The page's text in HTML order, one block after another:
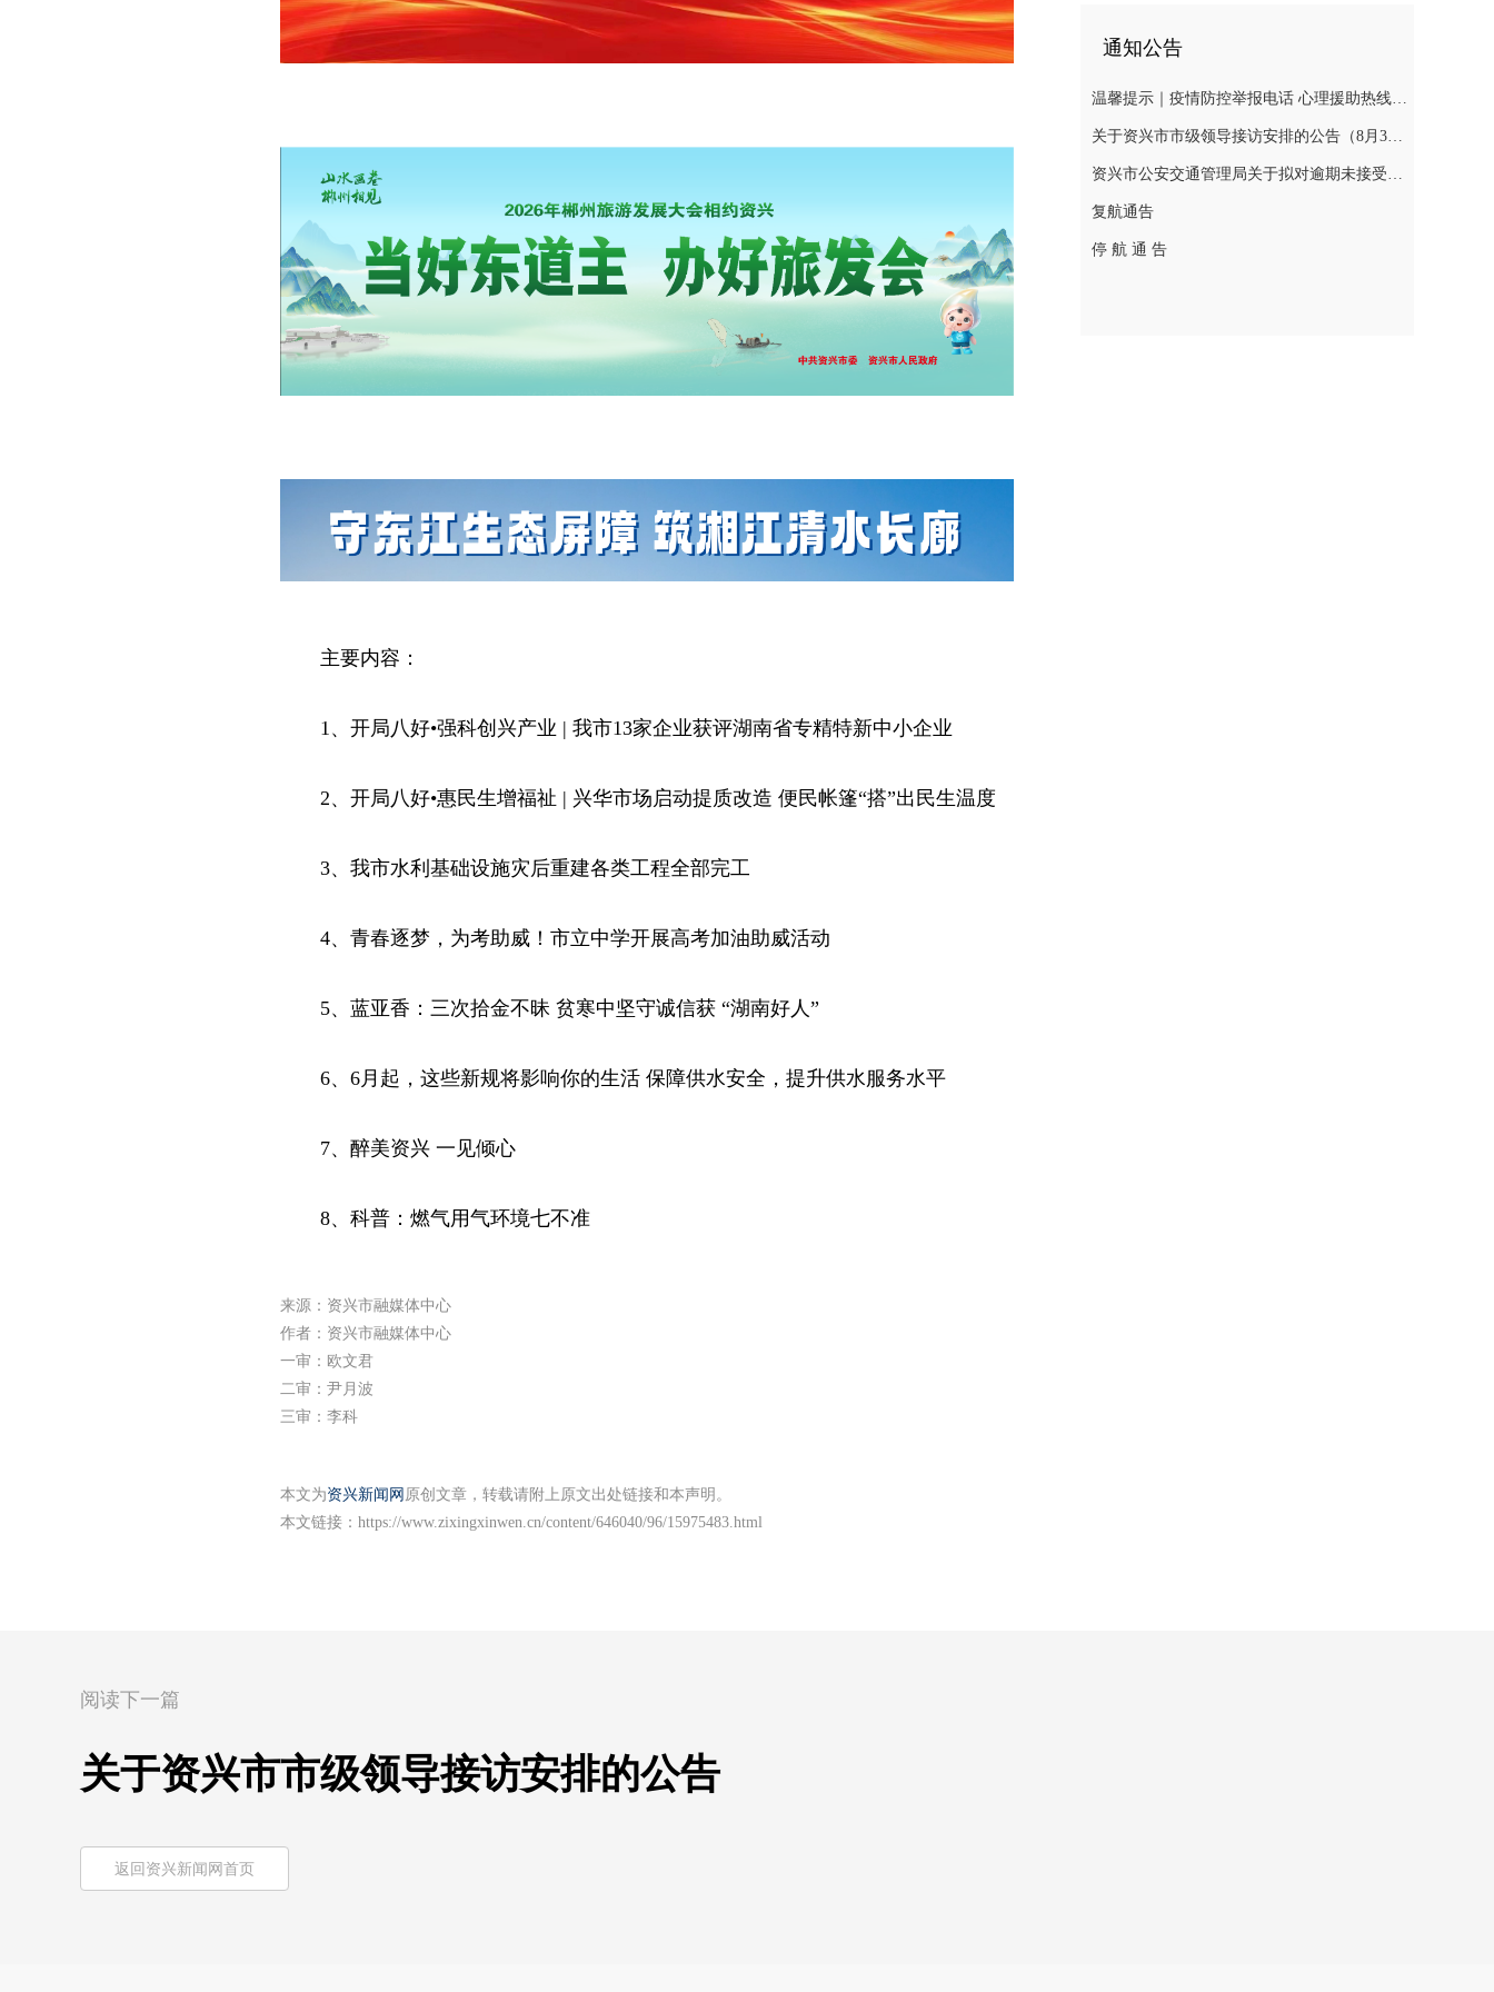
主要内容：
1、开局八好•强科创兴产业 | 我市13家企业获评湖南省专精特新中小企业
2、开局八好•惠民生增福祉 | 兴华市场启动提质改造 便民帐篷“搭”出民生温度
3、我市水利基础设施灾后重建各类工程全部完工
4、青春逐梦，为考助威！市立中学开展高考加油助威活动
5、蓝亚香：三次拾金不昧 贫寒中坚守诚信获 “湖南好人”
6、6月起，这些新规将影响你的生活 保障供水安全，提升供水服务水平
7、醉美资兴 一见倾心
8、科普：燃气用气环境七不准
来源：资兴市融媒体中心
作者：资兴市融媒体中心
一审：欧文君
二审：尹月波
三审：李科
本文为资兴新闻网 原创文章，转载请附上原文出处链接和本声明。
本文链接： https://www.zixingxinwen.cn/content/646040/96/15975483.html
通知公告
温馨提示｜疫情防控举报电话 心理援助热线 慈善捐助热线 求助入口 辟谣入口
关于资兴市市级领导接访安排的公告（8月3日—8月7日）
资兴市公安交通管理局关于拟对逾期未接受处理的道路交通违法行为人作出行政处罚决定的公告(2026年第十三期 )
复航通告
停 航 通 告
阅读下一篇
关于资兴市市级领导接访安排的公告
返回资兴新闻网首页